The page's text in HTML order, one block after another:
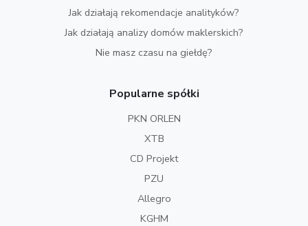
Jak działają rekomendacje analityków?
Jak działają analizy domów maklerskich?
Nie masz czasu na giełdę?
Popularne spółki
PKN ORLEN
XTB
CD Projekt
PZU
Allegro
KGHM